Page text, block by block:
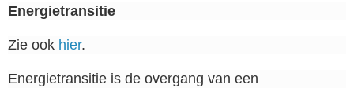
Energietransitie
Zie ook hier.
Energietransitie is de overgang van een